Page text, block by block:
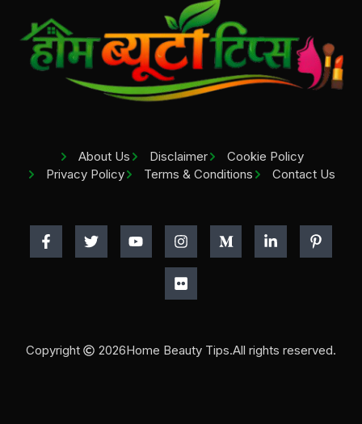
About Us Disclaimer
Cookie Policy
Privacy Policy
Terms & Conditions Contact Us
Copyright 2026Home Beauty Tips.All rights reserved.